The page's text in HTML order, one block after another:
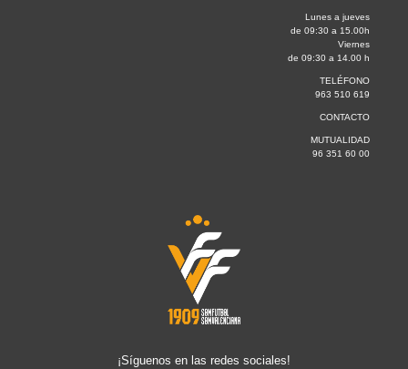
Lunes a jueves
de 09:30 a 15.00h
Viernes
de 09:30 a 14.00 h
TELÉFONO
963 510 619
CONTACTO
MUTUALIDAD
96 351 60 00
¡Síguenos en las redes sociales!